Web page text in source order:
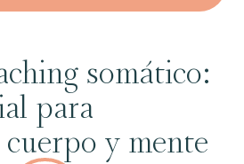
somático:
para
y mente